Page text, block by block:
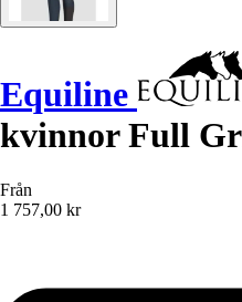
Equiline
kvinnor Full
Från
1 757,00 kr